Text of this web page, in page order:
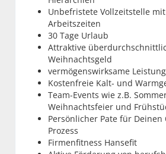
Unbefristete Vollzeitstelle
Arbeitszeiten
30 Tage Urlaub
Attraktive
Weihnachtsgeld
vermögenswirksame
Kostenfreie Kalt- und
Team-Events wie z.B.
Weihnachtsfeier und
Persönlicher Pate für Deinen
Prozess
Firmenfitness Hansefit